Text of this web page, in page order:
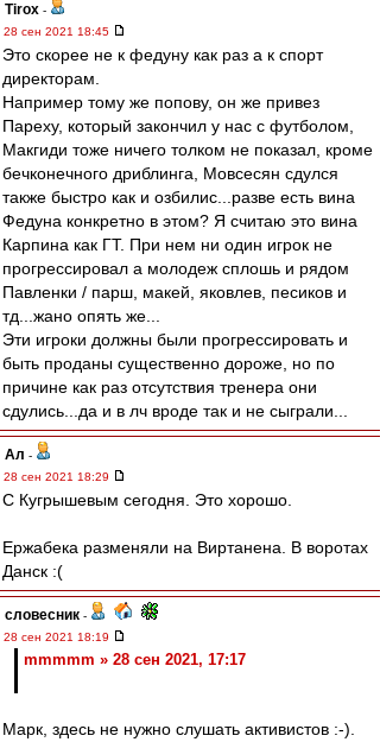
Tirox -
28 сен 2021 18:45
Это скорее не к федуну как раз а к спорт
директорам.
Например тому же попову, он же привез
Пареху, который закончил у нас с футболом,
Макгиди тоже ничего толком не показал, кроме
бечконечного дриблинга, Мовсесян сдулся
также быстро как и озбилис...разве есть вина
Федуна конкретно в этом? Я считаю это вина
Карпина как ГТ. При нем ни один игрок не
прогрессировал а молодеж сплошь и рядом
Павленки / парш, макей, яковлев, песиков и
тд...жано опять же...
Эти игроки должны были прогрессировать и
быть проданы существенно дороже, но по
причине как раз отсутствия тренера они
сдулись...да и в лч вроде так и не сыграли...
Ал -
28 сен 2021 18:29
С Кугрышевым сегодня. Это хорошо.
Ержабека разменяли на Виртанена. В воротах
Данск :(
словесник -
28 сен 2021 18:19
mmmmm » 28 сен 2021, 17:17
Марк, здесь не нужно слушать активистов :-).